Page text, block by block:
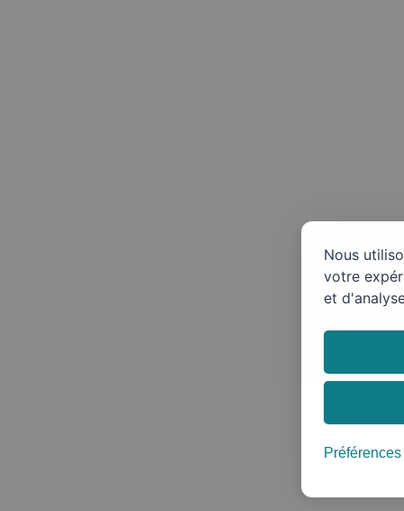
Nous
votre
et
Préférences